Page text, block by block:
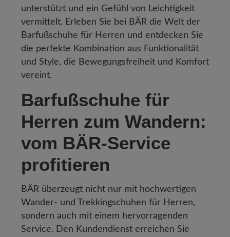
unterstützt und ein Gefühl von Leichtigkeit
vermittelt. Erleben Sie bei BÄR die Welt der
Barfußschuhe für Herren und entdecken Sie
die perfekte Kombination aus Funktionalität
und Style, die Bewegungsfreiheit und Komfort
vereint.
Barfußschuhe für
Herren zum Wandern:
vom BÄR-Service
profitieren
BÄR überzeugt nicht nur mit hochwertigen
Wander- und Trekkingschuhen für Herren,
sondern auch mit einem hervorragenden
Service. Den Kundendienst erreichen Sie